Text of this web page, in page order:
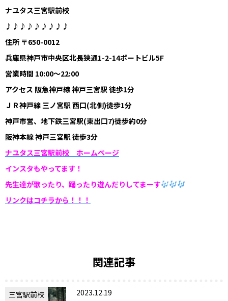
ナユタス三宮駅前校
♪♪♪♪♪♪♪♪♪
住所 〒650-0012
兵庫県神戸市中央区北長狭通1-2-14ポートビル5F
営業時間 10:00～22:00
アクセス 阪急神戸線 神戸三宮駅 徒歩1分
ＪＲ神戸線 三ノ宮駅 西口(北側)徒歩1分
神戸市営、地下鉄三宮駅(東出口7)徒歩約0分
阪神本線 神戸三宮駅 徒歩3分
ナユタス三宮駅前校 ホームページ
インスタもやってます！
先生達が歌ったり、踊ったり遊んだりしてまーす
リンクはコチラから！！！
関連記事
三宮駅前校
2023.12.19